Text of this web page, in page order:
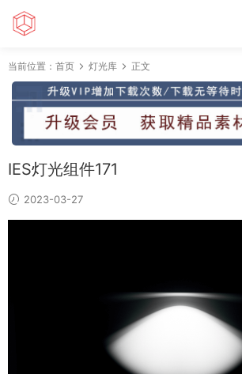
当前位置： 首页 灯光库 正文
IES灯光组件171
2023-03-27